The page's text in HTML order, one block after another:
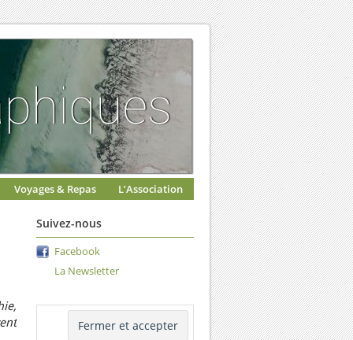
Voyages & Repas L’Association
Suivez-nous
Facebook
La Newsletter